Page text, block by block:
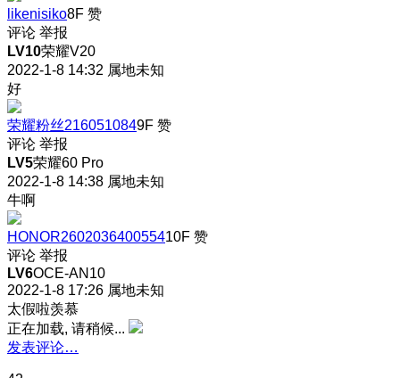
likenisiko8F 赞
评论 举报
LV10荣耀V20
2022-1-8 14:32 属地未知
好
荣耀粉丝2160510849F 赞
评论 举报
LV5荣耀60 Pro
2022-1-8 14:38 属地未知
牛啊
HONOR260203640055410F 赞
评论 举报
LV6OCE-AN10
2022-1-8 17:26 属地未知
太假啦羡慕
正在加载, 请稍候...
发表评论…